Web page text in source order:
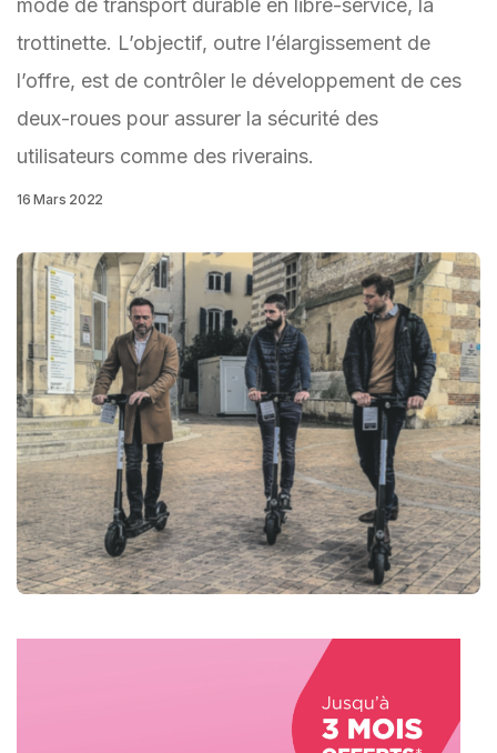
mode de transport durable en libre-service, la
trottinette. L’objectif, outre l’élargissement de
l’offre, est de contrôler le développement de ces
deux-roues pour assurer la sécurité des
utilisateurs comme des riverains.
16 Mars 2022